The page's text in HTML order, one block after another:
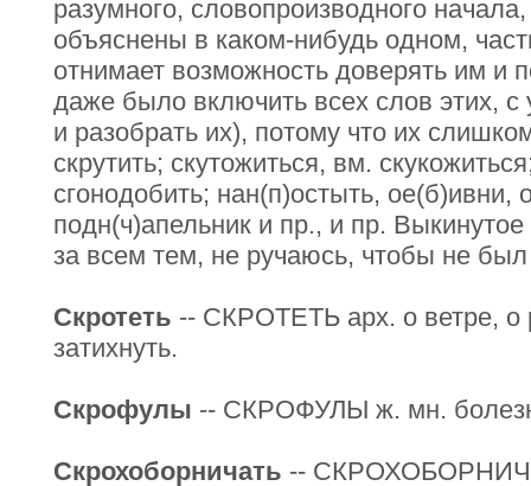
разумного, словопроизводного
объяснены в каком-нибудь одном,
отнимает возможность доверять им и
даже было включить всех слов этих,
и разобрать их), потому что их
скрутить; скутожиться, вм.
сгонодобить; нан(п)остыть, ое(б)ивни,
подн(ч)апельник и пр., и пр.
за всем тем, не ручаюсь, чтобы не
Скротеть -- СКРОТЕТЬ арх. о ветре, о
затихнуть.
Скрофулы -- СКРОФУЛЫ ж. мн.
Скрохоборничать --